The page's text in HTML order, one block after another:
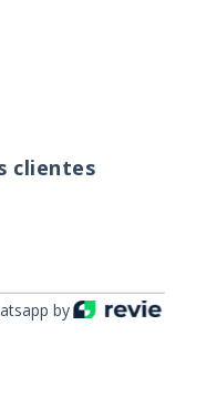
clientes
by